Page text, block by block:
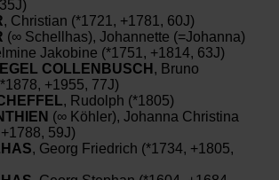
, Christian (*1721, +1781, 60J)
(∞ Schellhas), Johannette (=Johanna)
Jakobine (*1751, +1814, 63J)
COLLENBUSCH , Bruno
+1955, 77J)
, Rudolph (*1805)
(∞ Köhler), Johanna Christina
59J)
, Georg Friedrich (*1734, +1805,